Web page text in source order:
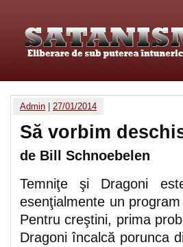
Admin 27/01/2014
Să vorbim
de Bill Schnoebelen
Temniţe şi Dragoni
esenţialmente un
Pentru creştini, prima
Dragoni încalcă porunca